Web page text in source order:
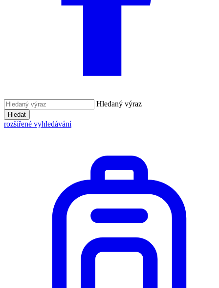
Hledaný výraz
Hledat
rozšířené vyhledávání